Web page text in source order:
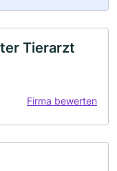
Tierarzt
Firma bewerten